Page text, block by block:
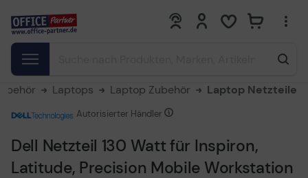
0 0
Laptops Laptop Zubehör Laptop Netzteile
Dell Netzteil 130 Watt für Inspiron,
Latitude, Precision Mobile Workstation
Autorisierter Händler